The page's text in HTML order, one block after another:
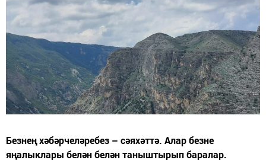
Безнең хәбәрчеләребез – сәяхәттә. Алар безне
яңалыклары белән белән таныштырып баралар.